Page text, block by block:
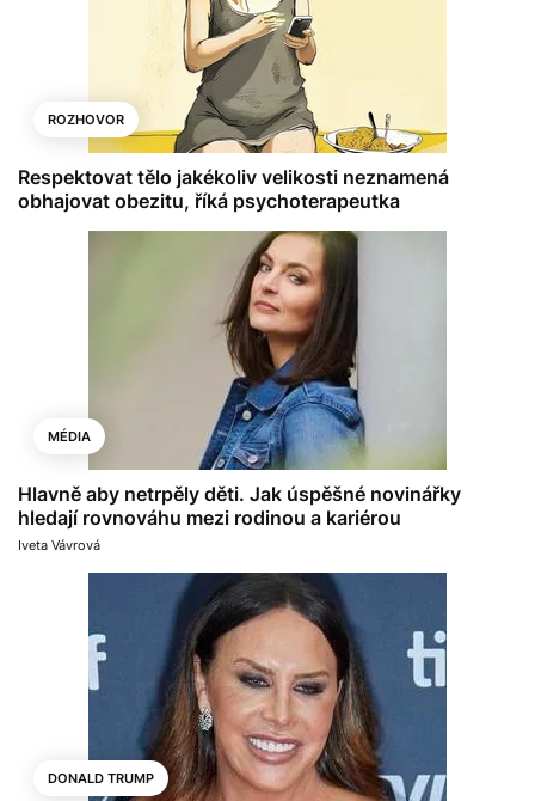
ROZHOVOR
Respektovat tělo jakékoliv velikosti neznamená
obhajovat obezitu, říká psychoterapeutka
MÉDIA
Hlavně aby netrpěly děti. Jak úspěšné novinářky
hledají rovnováhu mezi rodinou a kariérou
Iveta Vávrová
DONALD TRUMP